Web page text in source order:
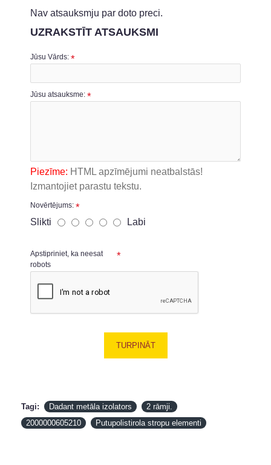
Nav atsauksmju par doto preci.
UZRAKSTĪT ATSAUKSMI
Jūsu Vārds:
Jūsu atsauksme:
Piezīme: HTML apzīmējumi neatbalstās!
Izmantojiet parastu tekstu.
Novērtējums:
Slikti Labi
Apstipriniet, ka neesat
robots
TURPINĀT
Tagi: Dadant metāla izolators
2 rāmji.
2000000605210
Putupolistirola stropu elementi